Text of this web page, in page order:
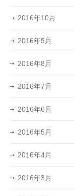
2016年10月
2016年9月
2016年8月
2016年7月
2016年6月
2016年5月
2016年4月
2016年3月